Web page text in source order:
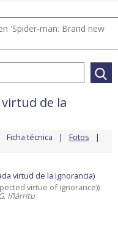
'Spider-man: Brand new
de la
Ficha técnica Fotos
virtud de la ignorancia)
virtue of ignorance))
Iñárritu